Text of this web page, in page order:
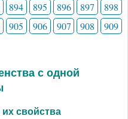
894 895 896 897
898
905 906 907 908
909
с одной
свойства